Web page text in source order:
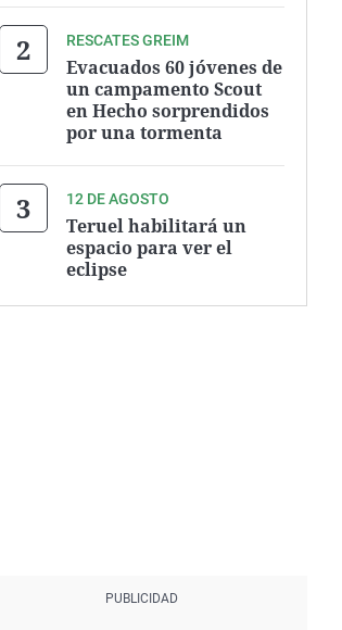
RESCATES GREIM
Evacuados 60 jóvenes de
un campamento Scout
en Hecho sorprendidos
por una tormenta
12 DE AGOSTO
Teruel habilitará un
espacio para ver el
eclipse